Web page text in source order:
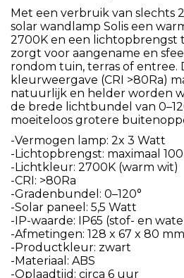
Met een verbruik van slechts
solar wandlamp Solis een
2700K en een lichtopbrengst
zorgt voor aangename en
rondom tuin, terras of entree.
kleurweergave (CRI >80Ra)
natuurlijk en helder worden
de brede lichtbundel van
moeiteloos grotere
-Vermogen lamp: 2x 3 Watt
-Lichtopbrengst: maximaal
-Lichtkleur: 2700K (warm wit)
-CRI: >80Ra
-Gradenbundel: 0–120°
-Solar paneel: 5,5 Watt
-IP-waarde: IP65 (stof- en
-Afmetingen: 128 x 67 x 80 mm
-Productkleur: zwart
-Materiaal: ABS
-Oplaadtijd: circa 6 uur